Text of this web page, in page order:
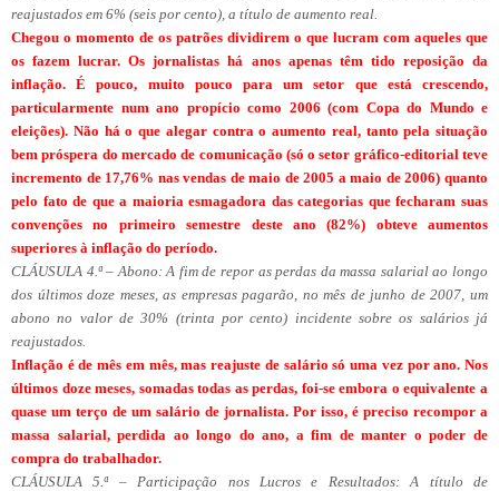
reajustados em 6% (seis por cento), a título de aumento real.
Chegou o momento de os patrões dividirem o que lucram com aqueles que
os fazem lucrar. Os jornalistas há anos apenas têm tido reposição da
inflação. É pouco, muito pouco para um setor que está crescendo,
particularmente num ano propício como 2006 (com Copa do Mundo e
eleições). Não há o que alegar contra o aumento real, tanto pela situação
bem próspera do mercado de comunicação (só o setor gráfico-editorial teve
incremento de 17,76% nas vendas de maio de 2005 a maio de 2006) quanto
pelo fato de que a maioria esmagadora das categorias que fecharam suas
convenções no primeiro semestre deste ano (82%) obteve aumentos
superiores à inflação do período.
CLÁUSULA 4.ª – Abono: A fim de repor as perdas da massa salarial ao longo
dos últimos doze meses, as empresas pagarão, no mês de junho de 2007, um
abono no valor de 30% (trinta por cento) incidente sobre os salários já
reajustados.
Inflação é de mês em mês, mas reajuste de salário só uma vez por ano. Nos
últimos doze meses, somadas todas as perdas, foi-se embora o equivalente a
quase um terço de um salário de jornalista. Por isso, é preciso recompor a
massa salarial, perdida ao longo do ano, a fim de manter o poder de
compra do trabalhador.
CLÁUSULA 5.ª – Participação nos Lucros e Resultados: A título de